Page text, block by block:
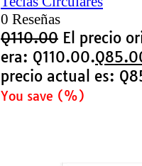
0 Reseñas
Q110.00 El precio
era: Q110.00.Q
precio actual es:
You save (%)